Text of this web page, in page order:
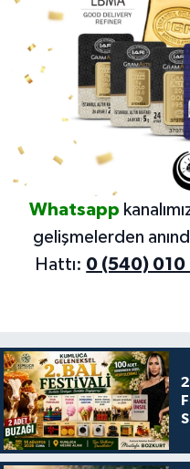
Whatsapp
gelişmelerden
Hattı: 0 (540) 010